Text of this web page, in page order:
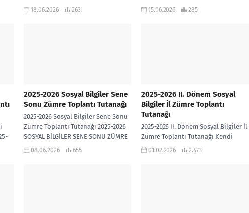
TOPLANTI TUTANAĞI İNDİR
18.06.2026 263
Değerlendirme Raporu 2025-2026
15.06.2026 285
2025-2026 Sosyal Bilgiler Sene
Sonu Zümre Toplantı Tutanağı
2025-2026 Sosyal Bilgiler Sene Sonu
Zümre Toplantı Tutanağı 2025-2026
SOSYAL BİLGİLER SENE SONU ZÜMRE
TOPLANTI TUTANAĞI
08.06.2026 655
2025-2026 II. Dönem Sosyal
Bilgiler İl Zümre Toplantı
Tutanağı
2025-2026 II. Dönem Sosyal Bilgiler İl
Zümre Toplantı Tutanağı Kendi
ilinize ve ilinizde uygulanan yerel
01.02.2026 2.473